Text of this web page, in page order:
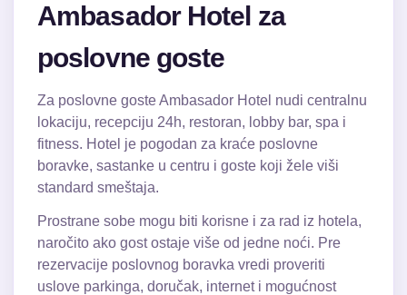
Ambasador Hotel za
poslovne goste
Za poslovne goste Ambasador Hotel nudi centralnu
lokaciju, recepciju 24h, restoran, lobby bar, spa i
fitness. Hotel je pogodan za kraće poslovne
boravke, sastanke u centru i goste koji žele viši
standard smeštaja.
Prostrane sobe mogu biti korisne i za rad iz hotela,
naročito ako gost ostaje više od jedne noći. Pre
rezervacije poslovnog boravka vredi proveriti
uslove parkinga, doručak, internet i mogućnost